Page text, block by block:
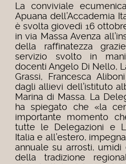
La conviviale
Apuana dell’Accademia
è svolta giovedì 16
in via Massa Avenza
della raffinatezza
servizio svolto in
docenti Angelo Di Nello,
Grassi, Francesca
dagli allievi dell’istituto
Marina di Massa. La
ha spiegato che «la
importante momento
tutte le Delegazioni e
Italia e all’estero,
annuale su arrosti,
della tradizione